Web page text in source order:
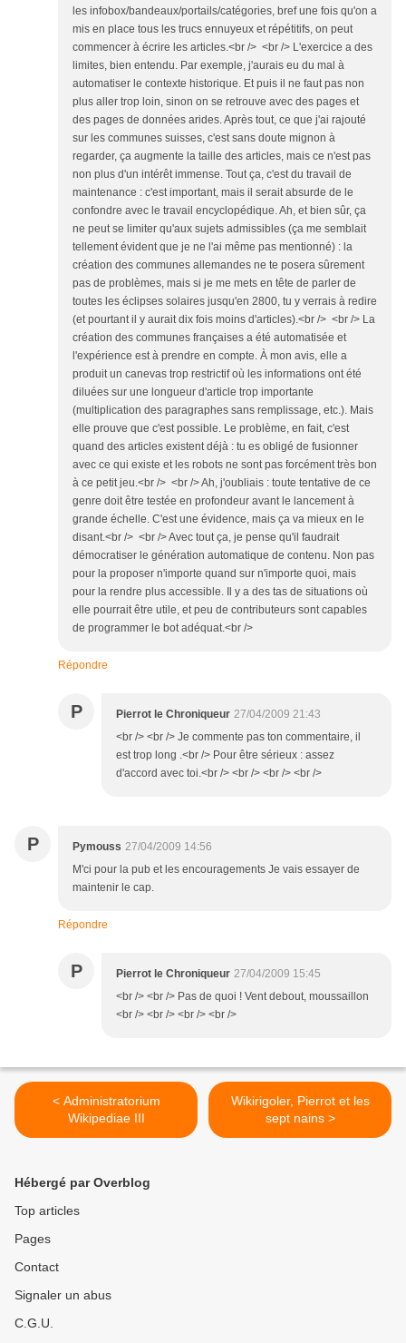
les infobox/bandeaux/portails/catégories, bref une fois qu'on a
mis en place tous les trucs ennuyeux et répétitifs, on peut
commencer à écrire les articles.<br /> <br /> L'exercice a des
limites, bien entendu. Par exemple, j'aurais eu du mal à
automatiser le contexte historique. Et puis il ne faut pas non
plus aller trop loin, sinon on se retrouve avec des pages et
des pages de données arides. Après tout, ce que j'ai rajouté
sur les communes suisses, c'est sans doute mignon à
regarder, ça augmente la taille des articles, mais ce n'est pas
non plus d'un intérêt immense. Tout ça, c'est du travail de
maintenance : c'est important, mais il serait absurde de le
confondre avec le travail encyclopédique. Ah, et bien sûr, ça
ne peut se limiter qu'aux sujets admissibles (ça me semblait
tellement évident que je ne l'ai même pas mentionné) : la
création des communes allemandes ne te posera sûrement
pas de problèmes, mais si je me mets en tête de parler de
toutes les éclipses solaires jusqu'en 2800, tu y verrais à redire
(et pourtant il y aurait dix fois moins d'articles).<br /> <br /> La
création des communes françaises a été automatisée et
l'expérience est à prendre en compte. À mon avis, elle a
produit un canevas trop restrictif où les informations ont été
diluées sur une longueur d'article trop importante
(multiplication des paragraphes sans remplissage, etc.). Mais
elle prouve que c'est possible. Le problème, en fait, c'est
quand des articles existent déjà : tu es obligé de fusionner
avec ce qui existe et les robots ne sont pas forcément très bon
à ce petit jeu.<br /> <br /> Ah, j'oubliais : toute tentative de ce
genre doit être testée en profondeur avant le lancement à
grande échelle. C'est une évidence, mais ça va mieux en le
disant.<br /> <br /> Avec tout ça, je pense qu'il faudrait
démocratiser le génération automatique de contenu. Non pas
pour la proposer n'importe quand sur n'importe quoi, mais
pour la rendre plus accessible. Il y a des tas de situations où
elle pourrait être utile, et peu de contributeurs sont capables
de programmer le bot adéquat.<br />
Répondre
P Pierrot le Chroniqueur 27/04/2009 21:43
<br /> <br /> Je commente pas ton commentaire, il
est trop long .<br /> Pour être sérieux : assez
d'accord avec toi.<br /> <br /> <br /> <br />
P Pymouss 27/04/2009 14:56
M'ci pour la pub et les encouragements Je vais essayer de
maintenir le cap.
Répondre
P Pierrot le Chroniqueur 27/04/2009 15:45
<br /> <br /> Pas de quoi ! Vent debout, moussaillon
<br /> <br /> <br /> <br />
< Administratorium
Wikipediae III
Wikirigoler, Pierrot et les
sept nains >
Hébergé par Overblog
Top articles
Pages
Contact
Signaler un abus
C.G.U.